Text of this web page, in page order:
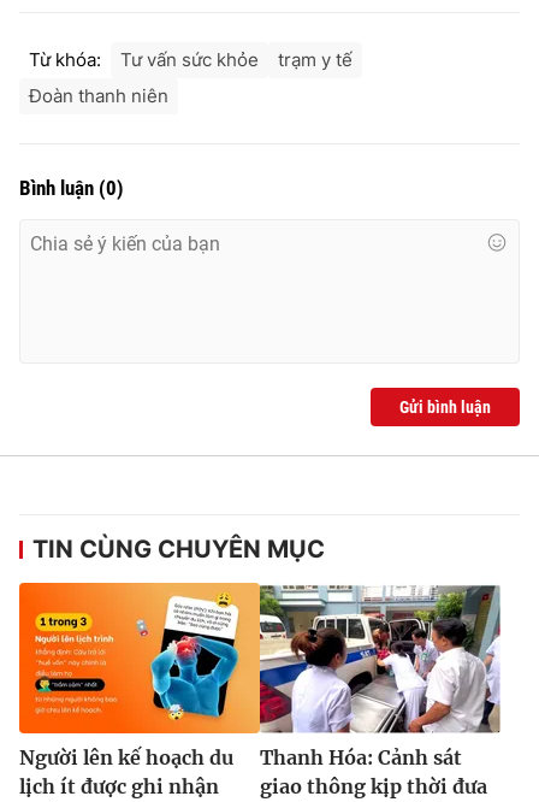
Từ khóa: Tư vấn sức khỏe
trạm y tế
Đoàn thanh niên
Bình luận (0)
Gửi bình luận
TIN CÙNG CHUYÊN MỤC
Người lên kế hoạch du
lịch ít được ghi nhận
Thanh Hóa: Cảnh sát
giao thông kịp thời đưa